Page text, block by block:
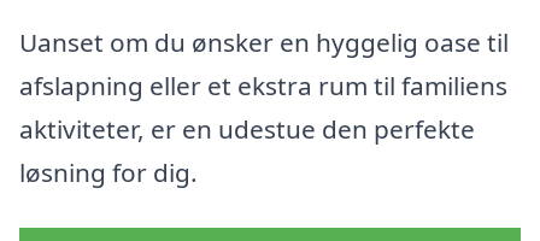
Uanset om du ønsker en hyggelig oase til
afslapning eller et ekstra rum til familiens
aktiviteter, er en udestue den perfekte
løsning for dig.